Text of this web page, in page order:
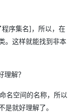
序集名]，所以，在
。这样就能找到非本
解？
名空间的名称，所以
是就好理解了。